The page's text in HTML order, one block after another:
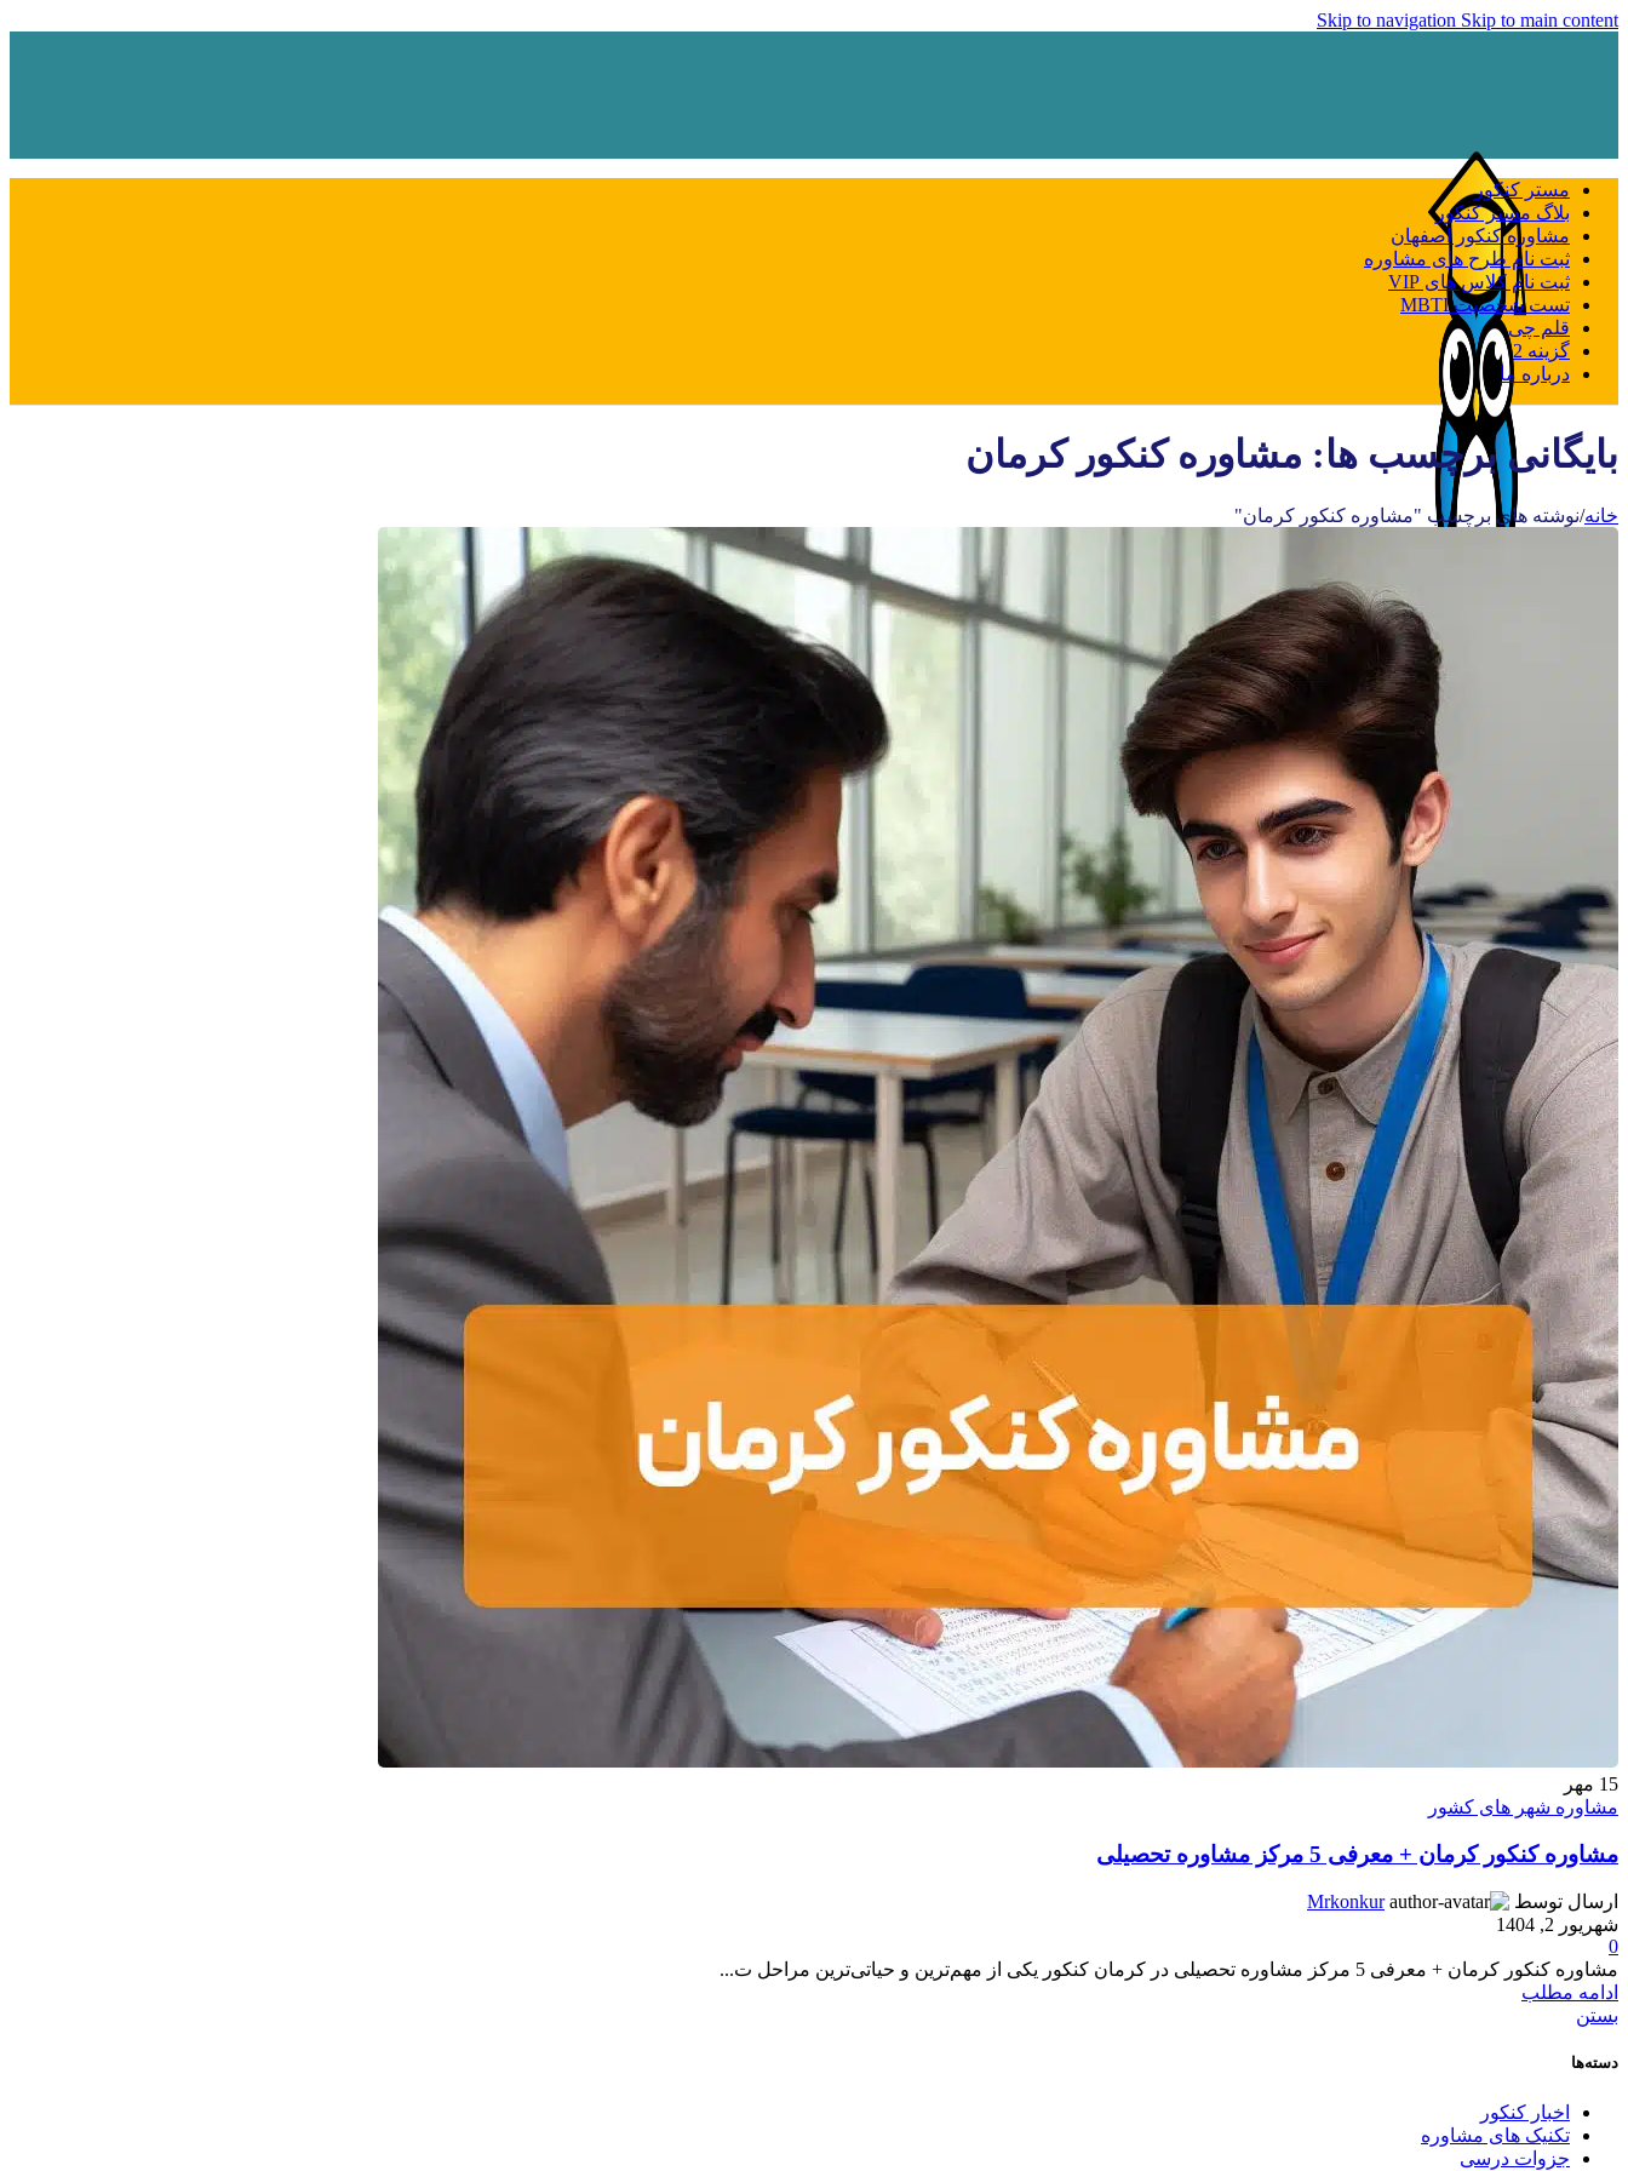
Skip to navigation Skip to main content
جستجو
منو
مستر کنکور
بلاگ مستر کنکور
مشاوره کنکور اصفهان
ثبت نام طرح های مشاوره
ثبت نام کلاس های VIP
تست شخصیت MBTI
قلم چی
گزینه 2
درباره ما
بایگانی برچسب ها: مشاوره کنکور کرمان
خانه/نوشته های برچسب "مشاوره کنکور کرمان"
15 مهر
مشاوره شهر های کشور
مشاوره کنکور کرمان + معرفی 5 مرکز مشاوره تحصیلی
ارسال توسط
Mrkonkur
شهریور 2, 1404
0
مشاوره کنکور کرمان + معرفی 5 مرکز مشاوره تحصیلی در کرمان کنکور یکی از مهم‌ترین و حیاتی‌ترین مراحل ت...
ادامه مطلب
بستن
دسته‌ها
اخبار کنکور
تکنیک های مشاوره
جزوات درسی